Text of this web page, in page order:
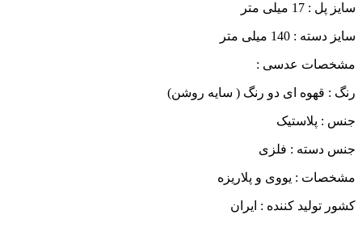
سایز پل : 17 میلی متر
سایز دسته : 140 میلی متر
مشخصات عدسی :
رنگ : قهوه ای دو رنگ ( سایه روشن)
جنس : پلاستیک
جنس دسته : فلزی
مشخصات : یووی و پلاریزه
کشور تولید کننده : ایران